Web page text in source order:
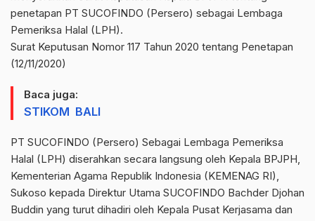
penetapan PT SUCOFINDO (Persero) sebagai Lembaga
Pemeriksa Halal (LPH).
Surat Keputusan Nomor 117 Tahun 2020 tentang Penetapan
(12/11/2020)
Baca juga:
STIKOM BALI
PT SUCOFINDO (Persero) Sebagai Lembaga Pemeriksa
Halal (LPH) diserahkan secara langsung oleh Kepala BPJPH,
Kementerian Agama Republik Indonesia (KEMENAG RI),
Sukoso kepada Direktur Utama SUCOFINDO Bachder Djohan
Buddin yang turut dihadiri oleh Kepala Pusat Kerjasama dan